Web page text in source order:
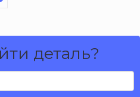
деталь?